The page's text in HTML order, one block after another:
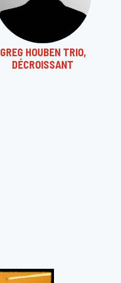
GREG HOUBEN TRIO,
DÉCROISSANT